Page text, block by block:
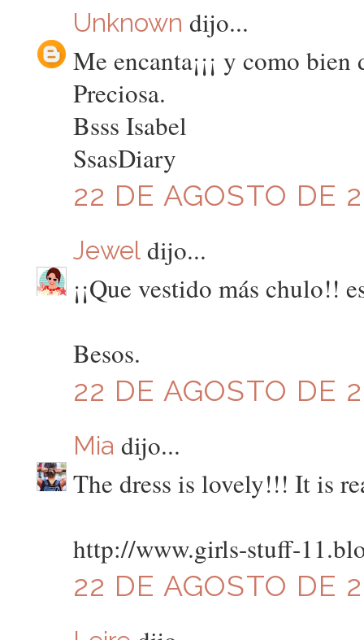
Unknown dijo...
Me encanta¡¡¡ y como
Preciosa.
Bsss Isabel
SsasDiary
22 DE AGOSTO DE
Jeweldijo...
¡¡Que vestido más chulo!!
Besos.
22 DE AGOSTO DE
Mia dijo...
The dress is lovely!!! It is
http://www.girls-stuff-
22 DE AGOSTO DE